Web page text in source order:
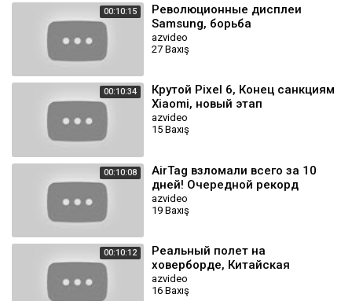
00:10:15
Революционные дисплеи
Samsung, борьба
чипированных,
кибернетический глаз и другие
azvideo
27 Baxış
00:10:34
Крутой Pixel 6, Конец санкциям
Xiaomi, новый этап
чипирования, VR в разрешении
5K и другие новости
azvideo
15 Baxış
00:10:08
AirTag взломали всего за 10
дней! Очередной рекорд
Маска, криптовалюта на Луне и
другие новости
azvideo
19 Baxış
00:10:12
Реальный полет на
ховерборде, Китайская
космическая станция уже в
космосе и другие новости
azvideo
16 Baxış